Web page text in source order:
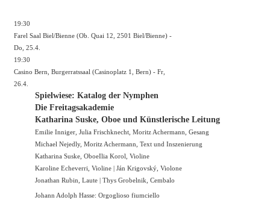
19:30
Farel Saal Biel/Bienne (Ob. Quai 12, 2501 Biel/Bienne) -
Do, 25.4.
19:30
Casino Bern, Burgerratssaal (Casinoplatz 1, Bern) - Fr,
26.4.
Spielwiese: Katalog der Nymphen
Die Freitagsakademie
Katharina Suske, Oboe und Künstlerische Leitung
Emilie Inniger, Julia Frischknecht, Moritz Achermann, Gesang
Michael Nejedly, Moritz Achermann, Text und Inszenierung
Katharina Suske, OboeIlia Korol, Violine
Karoline Echeverri, Violine | Ján Krigovský, Violone
Jonathan Rubin, Laute | Thys Grobelnik, Cembalo
Johann Adolph Hasse: Orgoglioso fiumciello